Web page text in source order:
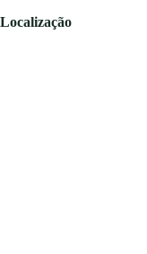
Localização